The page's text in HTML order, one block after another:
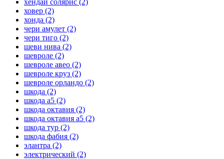
ховер (2)
хонда (2)
чери амулет (2)
чери тиго (2)
шеви нива (2)
шевроле (2)
шевроле авео (2)
шевроле круз (2)
шевроле орландо (2)
шкода (2)
шкода а5 (2)
шкода октавия (2)
шкода октавия а5 (2)
шкода тур (2)
шкода фабия (2)
элантра (2)
электрический (2)